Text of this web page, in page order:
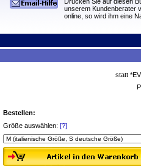
unserem Kundenberater
online, so wird ihm eine
statt
Bestellen:
Größe auswählen: [?]